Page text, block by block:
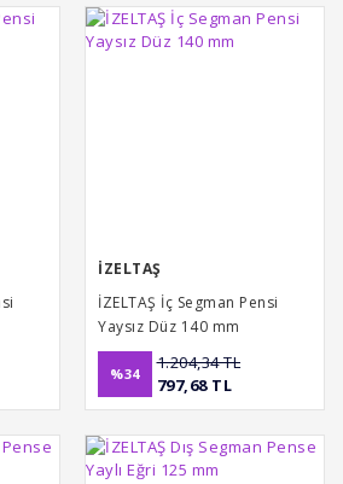
İZELTAŞ
İZELTAŞ İç Segman Pensi
Yaysız Düz 140 mm
%34
1.204,34 TL
797,68 TL